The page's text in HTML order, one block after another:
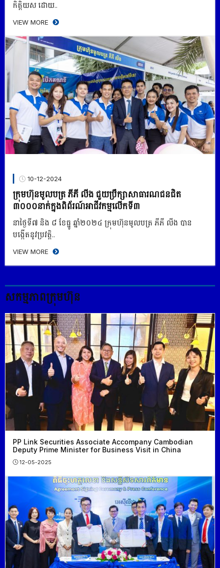
កិត្តិយស ដោយ..
VIEW MORE
10-12-2024
ក្រុមហ៊ុនមូលបត្រ ភីភី លីង ជួយប្រឹក្សាសាធារណជនជិត
៣០០០នាក់ក្នុងពិព័រណ៍អាជីវកម្មលើកទី៣
នាថ្ងៃទី៧ និង ៨ ខែធ្នូ ឆ្នាំ២០២៤ ក្រុមហ៊ុនមូលបត្រ ភីភី​ លីង បាន
បង្កើតនូវប្រវត្ដិ..
VIEW MORE
សកម្មភាព​ក្រុមហ៊ុន
PP Link Securities Associate Accompany Cambodian
Deputy Prime Minister for Business Visit in China
12-05-2025